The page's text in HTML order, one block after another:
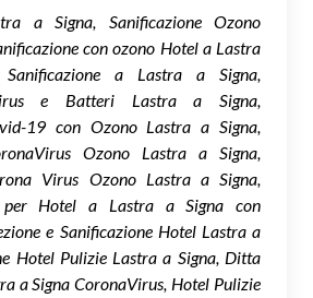
a Signa, Sanificazione Ozono
con ozono Hotel a Lastra
a Lastra a Signa,
e Batteri Lastra a Signa,
19 con Ozono Lastra a Signa,
Ozono Lastra a Signa,
Virus Ozono Lastra a Signa,
per Hotel a Lastra a Signa con
e Sanificazione Hotel Lastra a
Hotel Pulizie Lastra a Signa, Ditta
a Signa CoronaVirus, Hotel Pulizie